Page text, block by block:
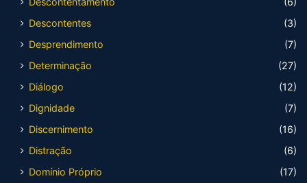
Descontentes
(3)
Desprendimento
(7)
Determinação
(27)
Diálogo
(12)
Dignidade
(7)
Discernimento
(16)
Distração
(6)
Domínio Próprio
(17)